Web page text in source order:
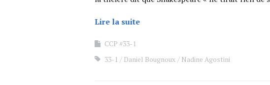
Lire la suite
CCP #33-1
33-1
Daniel Bougnoux Nadine Agostini